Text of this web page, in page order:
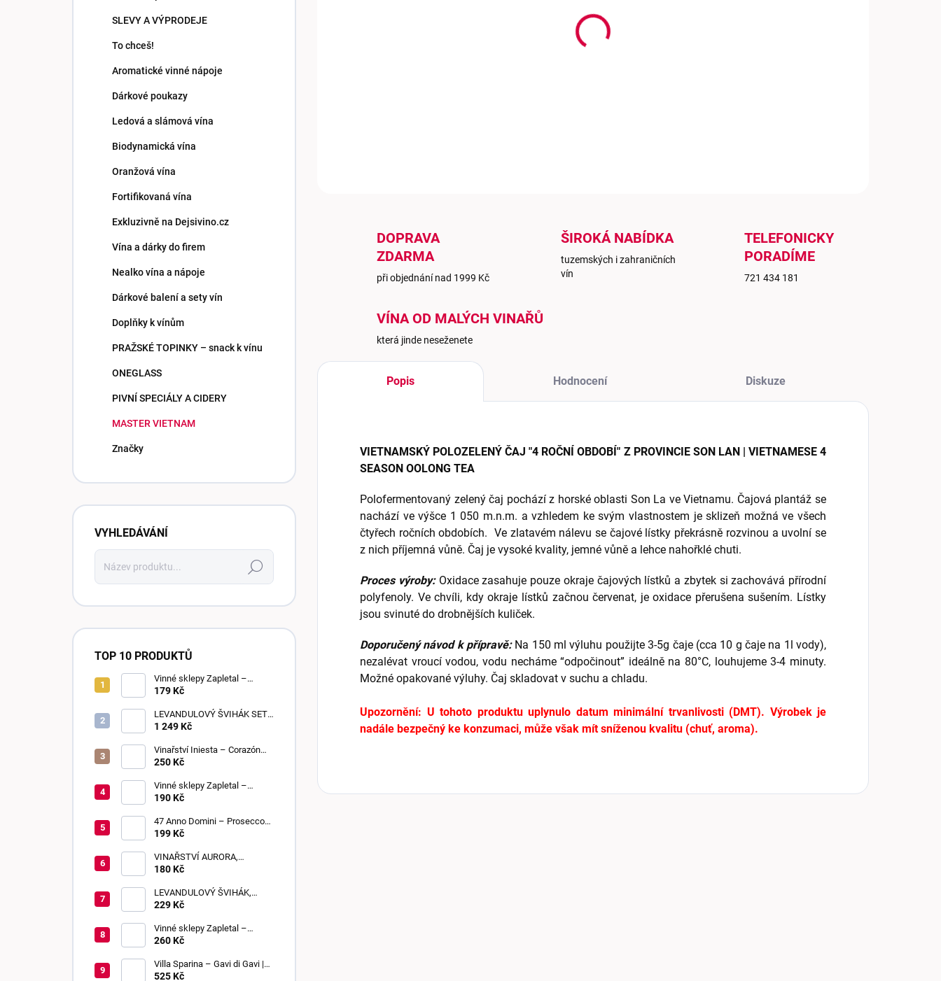
SLEVY A VÝPRODEJE
To chceš!
Aromatické vinné nápoje
Dárkové poukazy
Ledová a slámová vína
Biodynamická vína
Oranžová vína
Fortifikovaná vína
Exkluzivně na Dejsivino.cz
Vína a dárky do firem
Nealko vína a nápoje
Dárkové balení a sety vín
Doplňky k vínům
PRAŽSKÉ TOPINKY – snack k vínu
ONEGLASS
PIVNÍ SPECIÁLY A CIDERY
MASTER VIETNAM
Značky
VYHLEDÁVÁNÍ
Hledat
TOP 10 PRODUKTŮ
Vinné sklepy Zapletal –
Sweet Touch 2025 | moravské
179 Kč
LEVANDULOVÝ ŠVIHÁK SET,
POLOSLADKÉ, 6 KUSŮ
1 249 Kč
Vinařství Iniesta – Corazón
Loco Blanco 2025 | suché
250 Kč
Vinné sklepy Zapletal –
Sauvignon 2024 | kabinetní
190 Kč
47 Anno Domini – Prosecco
DOC Frizzante | Extra Dry
199 Kč
VINAŘSTVÍ AURORA,
BEZIŇON, SLADKÉ, 0,75 L
180 Kč
LEVANDULOVÝ ŠVIHÁK,
POLOSLADKÉ, 0,75 L
229 Kč
Vinné sklepy Zapletal –
Muškát Rumeni 2024 | výběr z
260 Kč
Villa Sparina – Gavi di Gavi |
DOCG | suché
525 Kč
Polozelený, který připomíná vůni jara a květin - sklízí se během
celého roku, protože se pěstuje ve vysokých nadmořských
DOPRAVA
ZDARMA
při objednání nad 1999 Kč
ŠIROKÁ NABÍDKA
tuzemských i zahraničních
vín
TELEFONICKY
PORADÍME
721 434 181
VÍNA OD MALÝCH VINAŘŮ
která jinde neseženete
Popis Hodnocení Diskuze
VIETNAMSKÝ POLOZELENÝ ČAJ "4 ROČNÍ OBDOBÍ" Z PROVINCIE SON LAN | VIETNAMESE 4
SEASON OOLONG TEA
Polofermentovaný zelený čaj pochází z horské oblasti Son La ve Vietnamu. Čajová plantáž se
nachází ve výšce 1 050 m.n.m. a vzhledem ke svým vlastnostem je sklizeň možná ve všech
čtyřech ročních obdobích. Ve zlatavém nálevu se čajové lístky překrásně rozvinou a uvolní se
z nich příjemná vůně. Čaj je vysoké kvality, jemné vůně a lehce nahořklé chuti.
Proces výroby: Oxidace zasahuje pouze okraje čajových lístků a zbytek si zachovává přírodní
polyfenoly. Ve chvíli, kdy okraje lístků začnou červenat, je oxidace přerušena sušením. Lístky
jsou svinuté do drobnějších kuliček.
Doporučený návod k přípravě: Na 150 ml výluhu použijte 3-5g čaje (cca 10 g čaje na 1l vody),
nezalévat vroucí vodou, vodu necháme “odpočinout” ideálně na 80°C, louhujeme 3-4 minuty.
Možné opakované výluhy. Čaj skladovat v suchu a chladu.
Upozornění: U tohoto produktu uplynulo datum minimální trvanlivosti (DMT). Výrobek je
nadále bezpečný ke konzumaci, může však mít sníženou kvalitu (chuť, aroma).